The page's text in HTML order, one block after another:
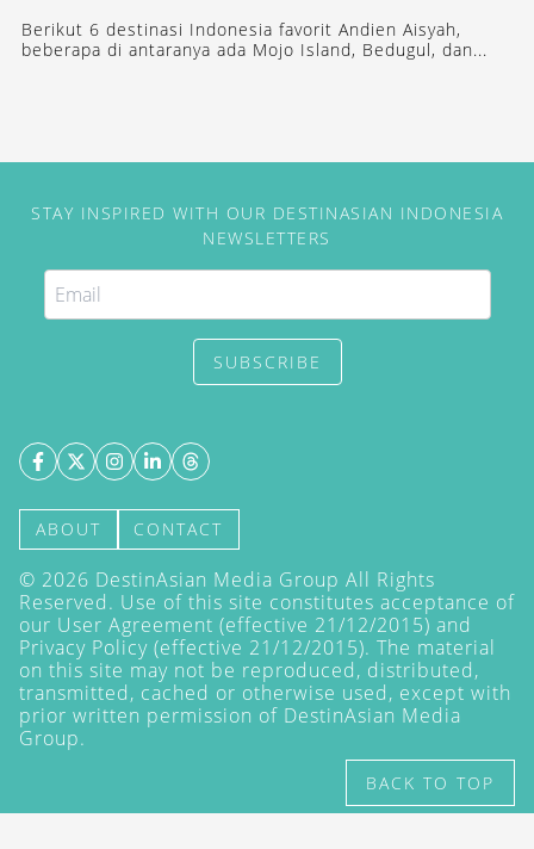
Berikut 6 destinasi Indonesia favorit Andien Aisyah,
beberapa di antaranya ada Mojo Island, Bedugul, dan...
STAY INSPIRED WITH OUR DESTINASIAN INDONESIA
NEWSLETTERS
SUBSCRIBE
ABOUT CONTACT
© 2026 DestinAsian Media Group All Rights
Reserved. Use of this site constitutes acceptance of
our User Agreement (effective 21/12/2015) and
Privacy Policy (effective 21/12/2015). The material
on this site may not be reproduced, distributed,
transmitted, cached or otherwise used, except with
prior written permission of DestinAsian Media
Group.
BACK TO TOP